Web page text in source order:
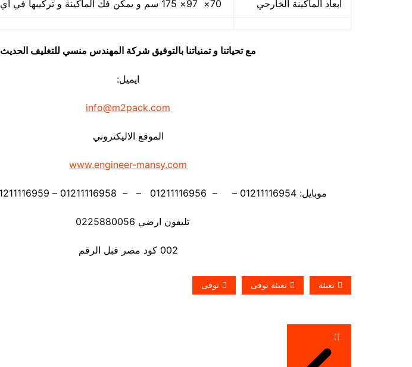
أبعاد الماكينة الخارجي
مع تحياتنا و تمنياتنا بالتوفيق شركة المهندس منسي للتغليف الحديث
ايميل:
info@m2pack.com
الموقع الاليكتروني
www.engineer-mansy.com
موبايل: 01211116954 – – 01211116956 – – 01211116958 – 01211116959- 01211116962
تليفون ارضي 0225880056
002 كود مصر قبل الرقم
تعبئة تعبئة توفى توفى
تصفّح
المقالات